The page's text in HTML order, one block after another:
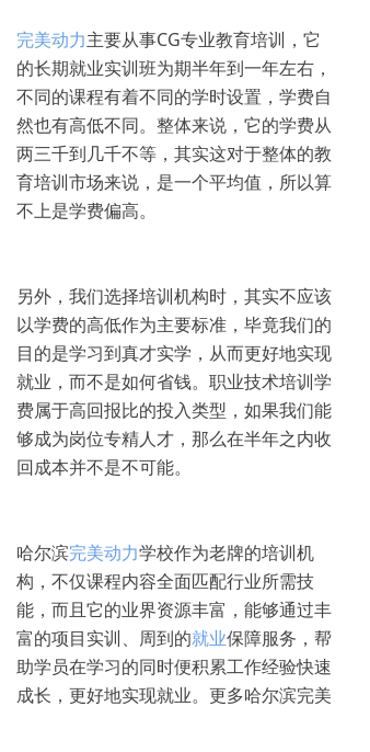
完美动力主要从事CG专业教育培训，它
的长期就业实训班为期半年到一年左右，
不同的课程有着不同的学时设置，学费自
然也有高低不同。整体来说，它的学费从
两三千到几千不等，其实这对于整体的教
育培训市场来说，是一个平均值，所以算
不上是学费偏高。
另外，我们选择培训机构时，其实不应该
以学费的高低作为主要标准，毕竟我们的
目的是学习到真才实学，从而更好地实现
就业，而不是如何省钱。职业技术培训学
费属于高回报比的投入类型，如果我们能
够成为岗位专精人才，那么在半年之内收
回成本并不是不可能。
哈尔滨完美动力学校作为老牌的培训机
构，不仅课程内容全面匹配行业所需技
能，而且它的业界资源丰富，能够通过丰
富的项目实训、周到的就业保障服务，帮
助学员在学习的同时便积累工作经验快速
成长，更好地实现就业。更多哈尔滨完美